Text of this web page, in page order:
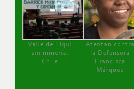
Valle de Elqui
sin minería.
Chile
Atentan contra
la Defensora
Francisca
Márquez